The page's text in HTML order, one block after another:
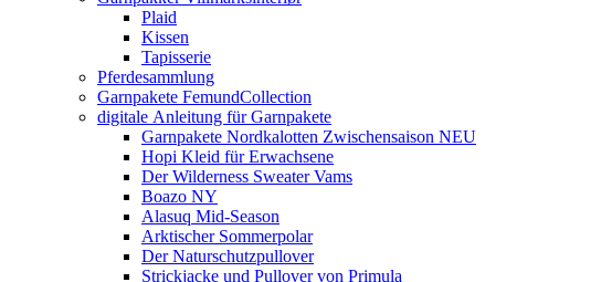
Plaid
Kissen
Tapisserie
Pferdesammlung
Garnpakete FemundCollection
digitale Anleitung für Garnpakete
Garnpakete Nordkalotten Zwischensaison NEU
Hopi Kleid für Erwachsene
Der Wilderness Sweater Vams
Boazo NY
Alasuq Mid-Season
Arktischer Sommerpolar
Der Naturschutzpullover
Strickjacke und Pullover von Primula